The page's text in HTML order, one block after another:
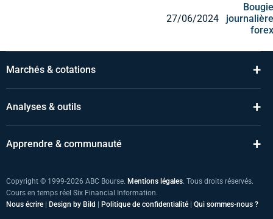
27/06/2024
Bougie
journalière
forex
Marchés & cotations +
Analyses & outils +
Apprendre & communauté +
Copyright © 1999-2026 ABC Bourse. Mentions légales. Tous droits réservés.
Cours en temps réel Six Financial Information.
Nous écrire | Design by Bild | Politique de confidentialité | Qui sommes-nous ?